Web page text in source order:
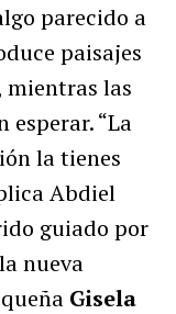
parecido a
paisajes
las
esperar. “La
la tienes
Abdiel
guiado por
nueva
Gisela